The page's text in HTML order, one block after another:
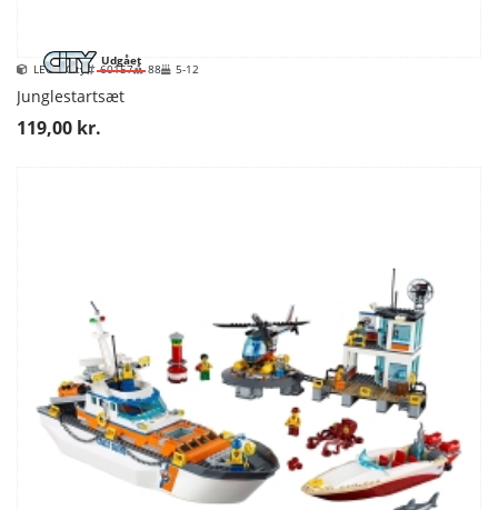
Udgået
LEGO City 60157 88 5-12
Junglestartsæt
119,00 kr.